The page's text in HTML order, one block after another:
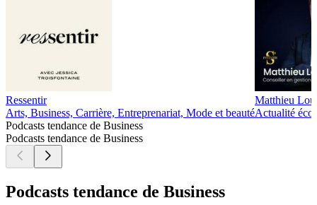
Ressentir
Arts, Business, Carrière, Entreprenariat, Mode et beauté
Matthieu
Actualité
Podcasts tendance de Business
Podcasts tendance de Business
Podcasts tendance de Business